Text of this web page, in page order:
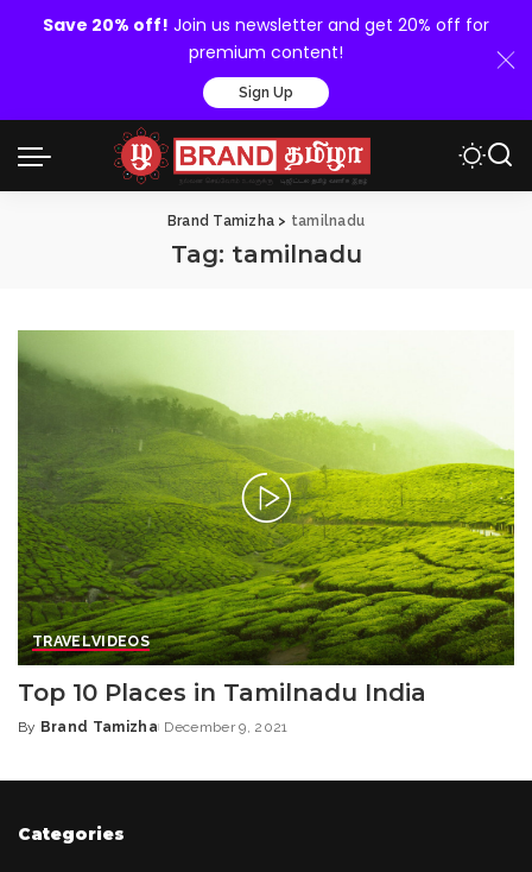
Save 20% off! Join us newsletter and get 20% off for
premium content!
Sign Up
Brand Tamizha > tamilnadu
Tag: tamilnadu
TRAVELVIDEOS
Top 10 Places in Tamilnadu India
Posted
By Brand Tamizha December 9, 2021
Categories